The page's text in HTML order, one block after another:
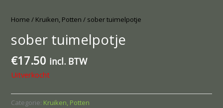
Home / Kruiken, Potten / sober tuimelpotje
sober tuimelpotje
€17.50 incl. BTW
Uitverkocht
Categorie: Kruiken, Potten